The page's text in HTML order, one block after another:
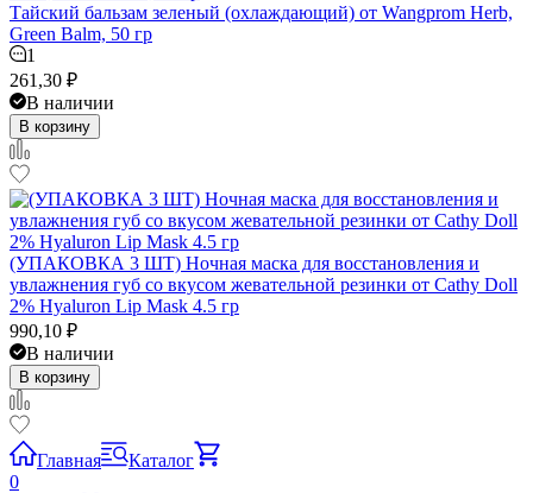
Тайский бальзам зеленый (охлаждающий) от Wangprom Herb,
Green Balm, 50 гр
1
261,30 ₽
В наличии
В корзину
(УПАКОВКА 3 ШТ) Ночная маска для восстановления и
увлажнения губ со вкусом жевательной резинки от Cathy Doll
2% Hyaluron Lip Mask 4.5 гр
990,10 ₽
В наличии
В корзину
Главная
Каталог
0